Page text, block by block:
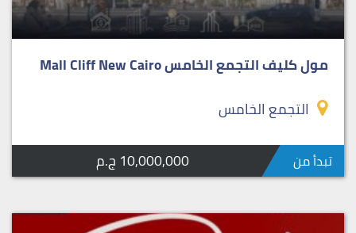
مول كليف التجمع الخامس Mall Cliff New Cairo
التجمع الخامس
تبدأ من 10,000,000 ج.م